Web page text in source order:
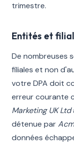
trimestre.
Entités et
De nombreuses
filiales et non
votre DPA doit
erreur courante
Marketing UK Ltd
détenue par
données